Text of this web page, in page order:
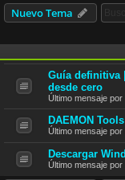
Nuevo Tema
Guía definitiva
desde cero
Último mensaje por
DAEMON
Último mensaje por
Descargar
Último mensaje por